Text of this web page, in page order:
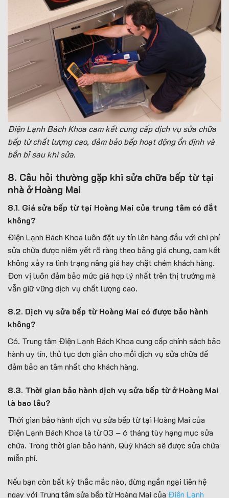
Điện Lạnh Bách Khoa cam kết cung cấp dịch vụ sửa chữa
bếp từ chất lượng cao, đảm bảo bếp hoạt động ổn định và
bền bỉ sau khi sửa.
8. Câu hỏi thường gặp khi sửa chữa bếp từ tại
nhà ở Hoàng Mai
8.1. Giá sửa bếp từ tại Hoàng Mai của trung tâm có đắt
không?
Điện Lạnh Bách Khoa luôn đặt uy tín lên hàng đầu với chi phí
sửa chữa được niêm yết rõ ràng theo bảng giá chung, cam kết
không xảy ra tình trạng nâng giá hay chặt chém khách hàng.
Đơn vị luôn đảm bảo mức giá hợp lý nhất trên thị trường mà
vẫn giữ vững dịch vụ chất lượng cao.
8.2. Dịch vụ sửa bếp từ Hoàng Mai có được bảo hành
không?
Có. Trung tâm Điện Lạnh Bách Khoa cung cấp chính sách bảo
hành uy tín, thủ tục đơn giản cho mỗi dịch vụ sửa chữa để
đảm bảo an tâm nhất cho khách hàng.
8.3. Thời gian bảo hành dịch vụ sửa bếp từ ở Hoàng Mai
là bao lâu?
Thời gian bảo hành dịch vụ sửa bếp từ tại Hoàng Mai của
Điện Lạnh Bách Khoa là từ 03 – 6 tháng tùy hạng mục sửa
chữa. Trong thời gian bảo hành, Quý khách sẽ được sửa chữa
miễn phí.
Nếu bạn còn bất kỳ thắc mắc nào, đừng ngần ngại liên hệ
ngay với Trung tâm sửa bếp từ Hoàng Mai của Điện Lạnh